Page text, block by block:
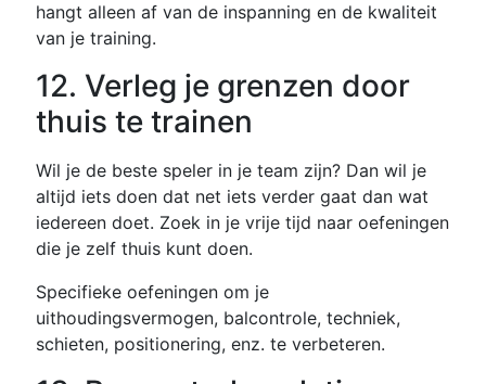
hangt alleen af van de inspanning en de kwaliteit
van je training.
12. Verleg je grenzen door
thuis te trainen
Wil je de beste speler in je team zijn? Dan wil je
altijd iets doen dat net iets verder gaat dan wat
iedereen doet. Zoek in je vrije tijd naar oefeningen
die je zelf thuis kunt doen.
Specifieke oefeningen om je
uithoudingsvermogen, balcontrole, techniek,
schieten, positionering, enz. te verbeteren.